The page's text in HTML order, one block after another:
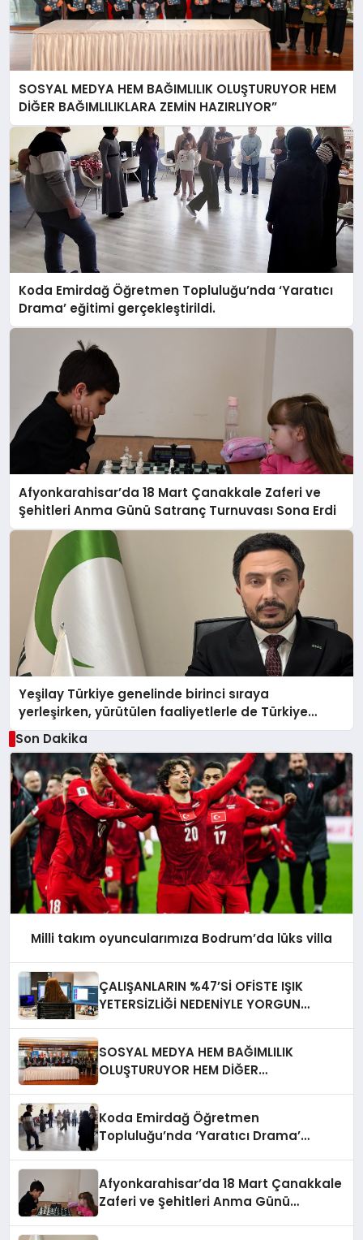
SOSYAL MEDYA HEM BAĞIMLILIK OLUŞTURUYOR HEM
DİĞER BAĞIMLILIKLARA ZEMİN HAZIRLIYOR”
Koda Emirdağ Öğretmen Topluluğu’nda ‘Yaratıcı
Drama’ eğitimi gerçekleştirildi.
Afyonkarahisar’da 18 Mart Çanakkale Zaferi ve
Şehitleri Anma Günü Satranç Turnuvası Sona Erdi
Yeşilay Türkiye genelinde birinci sıraya
yerleşirken, yürütülen faaliyetlerle de Türkiye
üçüncüsü oldu.
Son Dakika
Milli takım oyuncularımıza Bodrum’da lüks villa
ÇALIŞANLARIN %47’Sİ OFİSTE IŞIK
YETERSİZLİĞİ NEDENİYLE YORGUN
SOSYAL MEDYA HEM BAĞIMLILIK
OLUŞTURUYOR HEM DİĞER
Koda Emirdağ Öğretmen
Topluluğu’nda ‘Yaratıcı Drama’
Afyonkarahisar’da 18 Mart Çanakkale
Zaferi ve Şehitleri Anma Günü